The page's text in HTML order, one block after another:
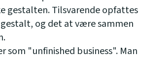
gestalten. Tilsvarende opfattes
og det at være sammen
"unfinished business". Man